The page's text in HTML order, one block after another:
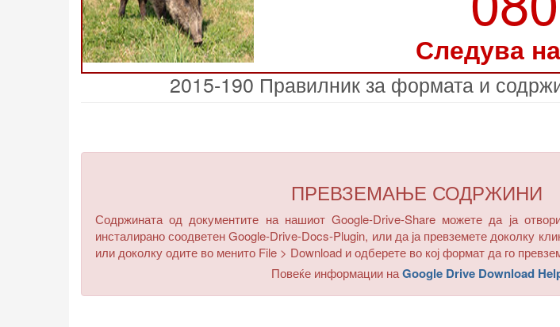
Следува
2015-190 Правилник за формата и
ПРЕВЗЕМАЊЕ СОДРЖИНИ
Содржината од документите на нашиот Google-Drive-Share можете да ја
инсталирано соодветен Google-Drive-Docs-Plugin, или да ја превземете доколку
или доколку одите во менито File > Downloadи одберете во кој формат да го
Повеќе информации наGoogle Drive Download